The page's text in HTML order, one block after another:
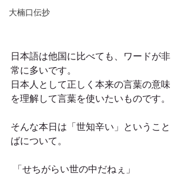
大楠口伝抄
日本語は他国に比べても、ワードが非
常に多いです。
日本人として正しく本来の言葉の意味
を理解して言葉を使いたいものです。
そんな本日は「世知辛い」ということ
ばについて。
「せちがらい世の中だねぇ」